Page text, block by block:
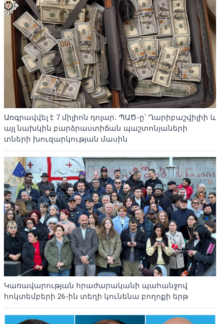
Առգրավվել է 7 միլիոն դոլար․ ՊԱԾ-ը՝ Ղարիբաշվիլիի և
այլ նախկին բարձրաստիճան պաշտոնյաների
տների խուզարկության մասին
Կառավարության հրաժարականի պահանջով
հոկտեմբերի 26-ին տեղի կունենա բողոքի երթ